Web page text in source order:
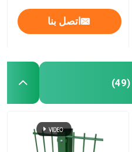
اتصل بنا
(49)